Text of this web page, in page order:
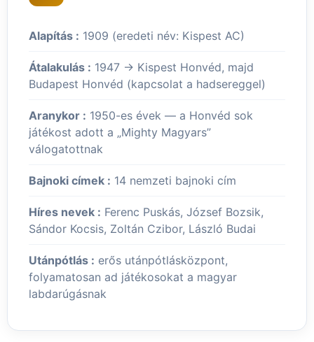
Alapítás : 1909 (eredeti név: Kispest AC)
Átalakulás : 1947 → Kispest Honvéd, majd
Budapest Honvéd (kapcsolat a hadsereggel)
Aranykor : 1950-es évek — a Honvéd sok
játékost adott a „Mighty Magyars”
válogatottnak
Bajnoki címek : 14 nemzeti bajnoki cím
Híres nevek : Ferenc Puskás, József Bozsik,
Sándor Kocsis, Zoltán Czibor, László Budai
Utánpótlás : erős utánpótlásközpont,
folyamatosan ad játékosokat a magyar
labdarúgásnak